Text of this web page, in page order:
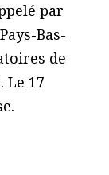
par
Bas-
de
Le 17